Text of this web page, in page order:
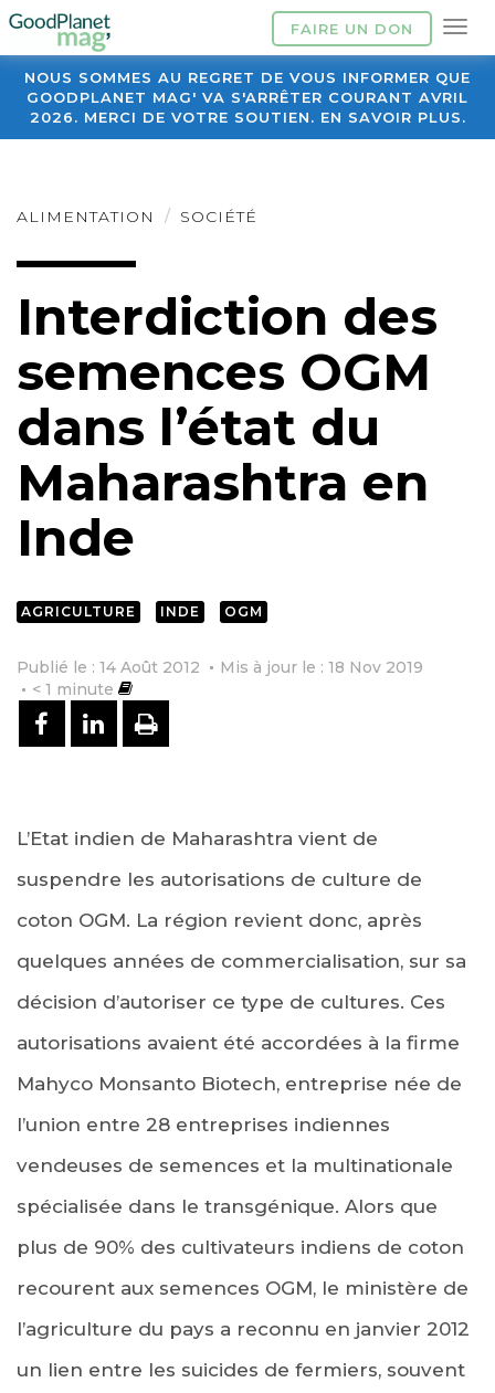
FAIRE UN DON
NOUS SOMMES AU REGRET DE VOUS INFORMER QUE
GOODPLANET MAG' VA S'ARRÊTER COURANT AVRIL
2026. MERCI DE VOTRE SOUTIEN. EN SAVOIR PLUS.
ALIMENTATION SOCIÉTÉ
Interdiction des
semences OGM
dans l’état du
Maharashtra en
Inde
AGRICULTURE INDE OGM
Publié le : 14 Août 2012
Mis à jour le : 18 Nov 2019
< 1 minute
PARTAGER SUR FACEBOOK
PARTAGER SUR LINKEDIN
IMPRIMER
L’Etat indien de Maharashtra vient de
suspendre les autorisations de culture de
coton OGM. La région revient donc, après
quelques années de commercialisation, sur sa
décision d’autoriser ce type de cultures. Ces
autorisations avaient été accordées à la firme
Mahyco Monsanto Biotech, entreprise née de
l’union entre 28 entreprises indiennes
vendeuses de semences et la multinationale
spécialisée dans le transgénique. Alors que
plus de 90% des cultivateurs indiens de coton
recourent aux semences OGM, le ministère de
l’agriculture du pays a reconnu en janvier 2012
un lien entre les suicides de fermiers, souvent